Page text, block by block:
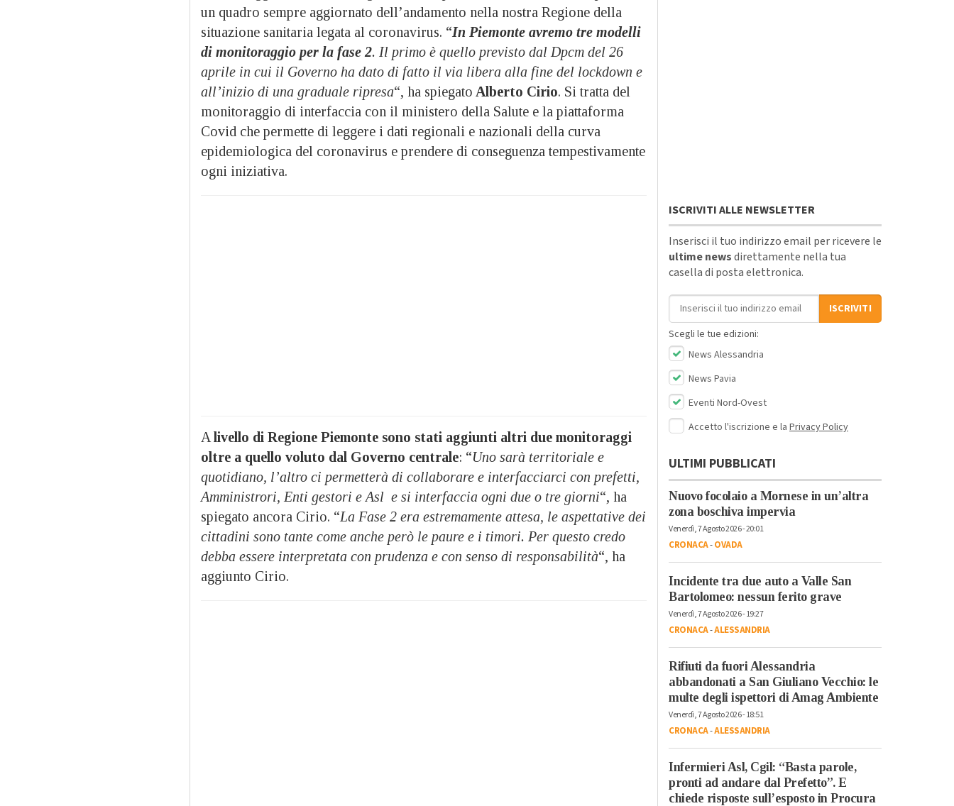
un quadro sempre aggiornato dell’andamento nella nostra Regione della
situazione sanitaria legata al coronavirus. “In Piemonte avremo tre modelli
di monitoraggio per la fase 2. Il primo è quello previsto dal Dpcm del 26
aprile in cui il Governo ha dato di fatto il via libera alla fine del lockdown e
all’inizio di una graduale ripresa“, ha spiegato Alberto Cirio. Si tratta del
monitoraggio di interfaccia con il ministero della Salute e la piattaforma
Covid che permette di leggere i dati regionali e nazionali della curva
epidemiologica del coronavirus e prendere di conseguenza tempestivamente
ogni iniziativa.
A livello di Regione Piemonte sono stati aggiunti altri due monitoraggi
oltre a quello voluto dal Governo centrale: “Uno sarà territoriale e
quotidiano, l’altro ci permetterà di collaborare e interfacciarci con prefetti,
Amministrori, Enti gestori e Asl e si interfaccia ogni due o tre giorni“, ha
spiegato ancora Cirio. “La Fase 2 era estremamente attesa, le aspettative dei
cittadini sono tante come anche però le paure e i timori. Per questo credo
debba essere interpretata con prudenza e con senso di responsabilità“, ha
aggiunto Cirio.
ISCRIVITI ALLE NEWSLETTER
Inserisci il tuo indirizzo email per ricevere le
ultime newsdirettamente nella tua
casella di posta elettronica.
Indirizzo email
ISCRIVITI
Scegli le tue edizioni:
News Alessandria
News Pavia
Eventi Nord-Ovest
Accetto l'iscrizione e la Privacy Policy
ULTIMI PUBBLICATI
Nuovo focolaio a Mornese in un’altra
zona boschiva impervia
Venerdì, 7 Agosto 2026 - 20:01
CRONACA-OVADA
Incidente tra due auto a Valle San
Bartolomeo: nessun ferito grave
Venerdì, 7 Agosto 2026 - 19:27
CRONACA-ALESSANDRIA
Rifiuti da fuori Alessandria
abbandonati a San Giuliano Vecchio: le
multe degli ispettori di Amag Ambiente
Venerdì, 7 Agosto 2026 - 18:51
CRONACA-ALESSANDRIA
Infermieri Asl, Cgil: “Basta parole,
pronti ad andare dal Prefetto”. E
chiede risposte sull’esposto in Procura